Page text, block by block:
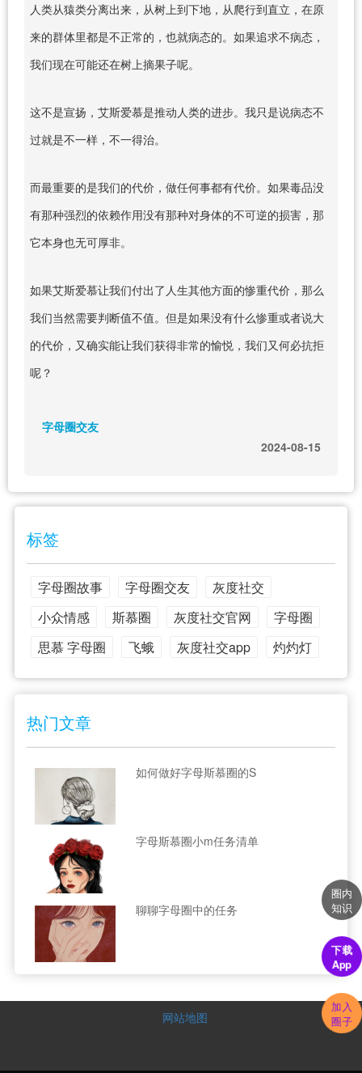
人类从猿类分离出来，从树上到下地，从爬行到直立，在原
来的群体里都是不正常的，也就病态的。如果追求不病态，
我们现在可能还在树上摘果子呢。
这不是宣扬，艾斯爱慕是推动人类的进步。我只是说病态不
过就是不一样，不一得治。
而最重要的是我们的代价，做任何事都有代价。如果毒品没
有那种强烈的依赖作用没有那种对身体的不可逆的损害，那
它本身也无可厚非。
如果艾斯爱慕让我们付出了人生其他方面的惨重代价，那么
我们当然需要判断值不值。但是如果没有什么惨重或者说大
的代价，又确实能让我们获得非常的愉悦，我们又何必抗拒
呢？
字母圈交友
2024-08-15
标签
字母圈故事 字母圈交友
灰度社交
小众情感
斯慕圈 灰度社交官网
字母圈
思慕 字母圈
飞蛾 灰度社交app 灼灼灯
热门文章
如何做好字母斯慕圈的S
字母斯慕圈小m任务清单
聊聊字母圈中的任务
网站地图
圈内
知识
下载
App
加入
圈子